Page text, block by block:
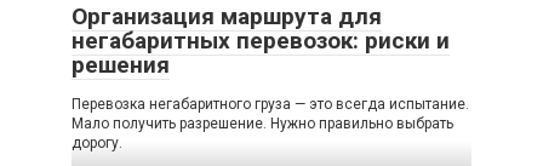
Организация маршрута для
негабаритных перевозок: риски и
решения
Перевозка негабаритного груза — это всегда испытание.
Мало получить разрешение. Нужно правильно выбрать
дорогу.